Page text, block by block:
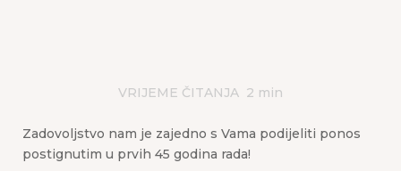
VRIJEME ČITANJA 2 min
Zadovoljstvo nam je zajedno s Vama podijeliti ponos
postignutim u prvih 45 godina rada!